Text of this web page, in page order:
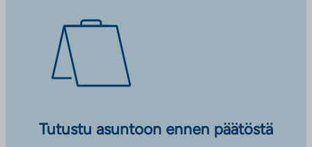
Tutustu asuntoon ennen päätöstä